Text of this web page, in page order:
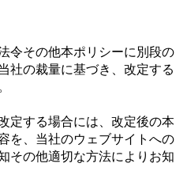
令その他本ポリシーに別段の
社の裁量に基づき、改定する
定する場合には、改定後の本
を、当社のウェブサイトへの
その他適切な方法によりお知